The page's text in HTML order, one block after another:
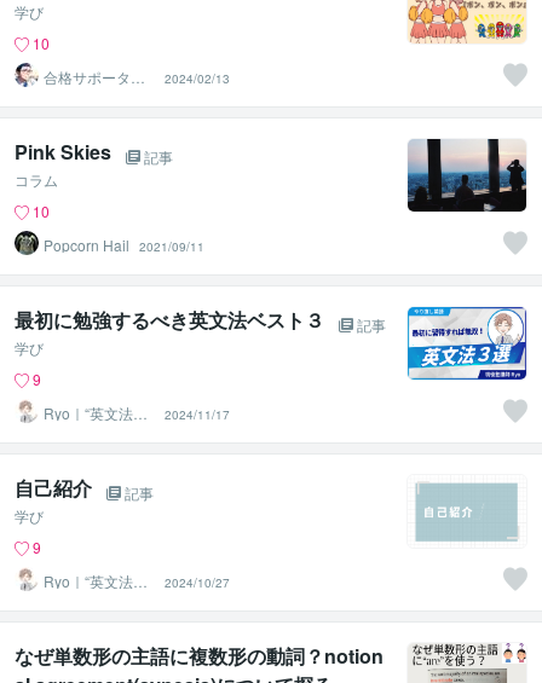
学び
10
合格サポータ
ー 佐々英流
（ササエル）
2024/02/13
Pink Skies
記事
コラム
10
Popcorn Hail
2021/09/11
最初に勉強するべき英文法ベスト３
記事
学び
9
Ryo｜“英文法特
化型”現役塾講師
2024/11/17
自己紹介
記事
学び
9
Ryo｜“英文法特
化型”現役塾講師
2024/10/27
なぜ単数形の主語に複数形の動詞？notion